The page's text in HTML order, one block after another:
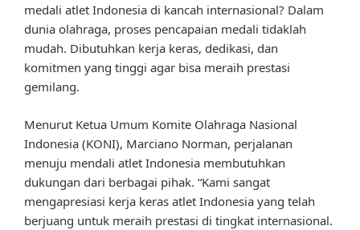
medali atlet Indonesia di kancah internasional? Dalam
dunia olahraga, proses pencapaian medali tidaklah
mudah. Dibutuhkan kerja keras, dedikasi, dan
komitmen yang tinggi agar bisa meraih prestasi
gemilang.
Menurut Ketua Umum Komite Olahraga Nasional
Indonesia (KONI), Marciano Norman, perjalanan
menuju mendali atlet Indonesia membutuhkan
dukungan dari berbagai pihak. “Kami sangat
mengapresiasi kerja keras atlet Indonesia yang telah
berjuang untuk meraih prestasi di tingkat internasional.